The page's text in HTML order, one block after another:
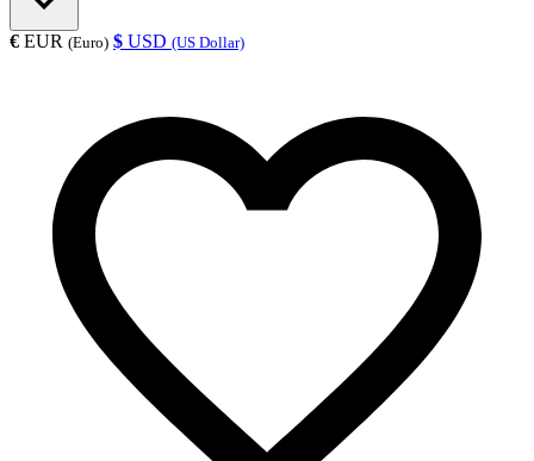
€ EUR (Euro) $ USD (US Dollar)